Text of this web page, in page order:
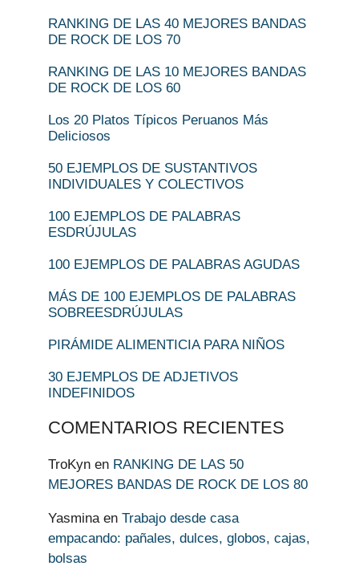
RANKING DE LAS 40 MEJORES BANDAS
DE ROCK DE LOS 70
RANKING DE LAS 10 MEJORES BANDAS
DE ROCK DE LOS 60
Los 20 Platos Típicos Peruanos Más
Deliciosos
50 EJEMPLOS DE SUSTANTIVOS
INDIVIDUALES Y COLECTIVOS
100 EJEMPLOS DE PALABRAS
ESDRÚJULAS
100 EJEMPLOS DE PALABRAS AGUDAS
MÁS DE 100 EJEMPLOS DE PALABRAS
SOBREESDRÚJULAS
PIRÁMIDE ALIMENTICIA PARA NIÑOS
30 EJEMPLOS DE ADJETIVOS
INDEFINIDOS
COMENTARIOS RECIENTES
TroKyn en RANKING DE LAS 50
MEJORES BANDAS DE ROCK DE LOS 80
Yasmina en Trabajo desde casa
empacando: pañales, dulces, globos, cajas,
bolsas